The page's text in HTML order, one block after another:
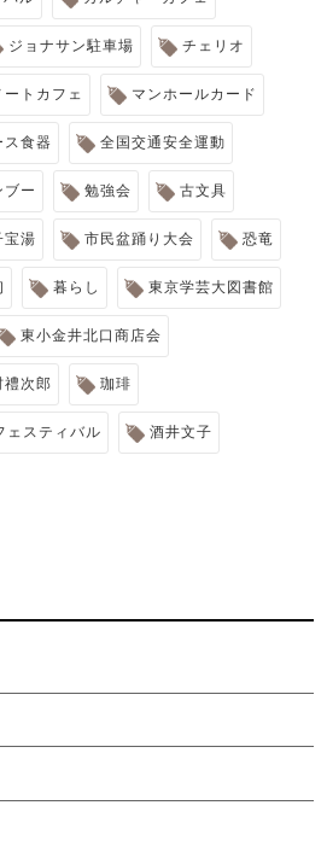
ジョナサン駐車場 チェリオ
ートカフェ マンホールカード
ス食器 全国交通安全運動
ブー 勉強会 古文具
宝湯 市民盆踊り大会 恐竜
暮らし 東京学芸大図書館
東小金井北口商店会
禮次郎 珈琲
スティバル 酒井文子